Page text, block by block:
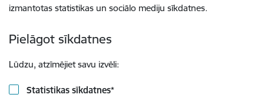
izmantotas statistikas un sociālo mediju sīkdatnes.
Pielāgot sīkdatnes
Lūdzu, atzīmējiet savu izvēli:
Statistikas sīkdatnes*